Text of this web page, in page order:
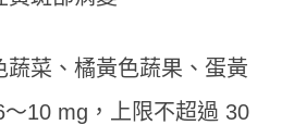
蔬菜、橘黃色蔬果、蛋黃
～10 mg，上限不超過 30